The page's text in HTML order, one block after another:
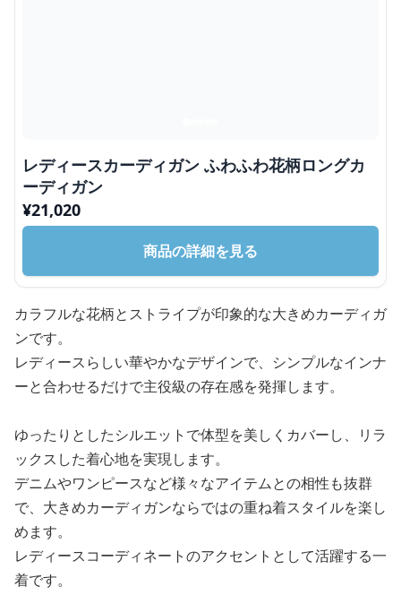
レディースカーディガン ふわふわ花柄ロングカ
ーディガン
¥21,020
商品の詳細を見る
カラフルな花柄とストライプが印象的な大きめカーディガ
ンです。
レディースらしい華やかなデザインで、シンプルなインナ
ーと合わせるだけで主役級の存在感を発揮します。
ゆったりとしたシルエットで体型を美しくカバーし、リラ
ックスした着心地を実現します。
デニムやワンピースなど様々なアイテムとの相性も抜群
で、大きめカーディガンならではの重ね着スタイルを楽し
めます。
レディースコーディネートのアクセントとして活躍する一
着です。